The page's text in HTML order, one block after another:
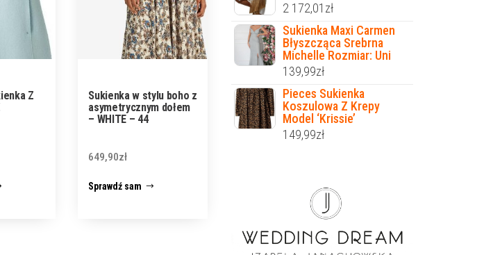
Z
Sukienka w stylu boho z
asymetrycznym dołem
– WHITE – 44
649,90zł
Sprawdź sam
2 172,01 zł
Sukienka Maxi Carmen
Błyszcząca Srebrna
Michelle Rozmiar: Uni
139,99zł
Pieces Sukienka
Koszulowa Z Krepy
Model ‘Krissie’
149,99zł